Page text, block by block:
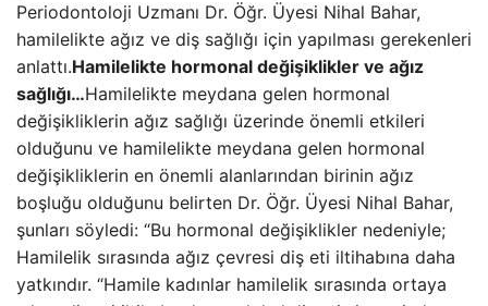
Periodontoloji Uzmanı Dr. Öğr. Üyesi Nihal Bahar,
hamilelikte ağız ve diş sağlığı için yapılması gerekenleri
anlattı.Hamilelikte hormonal değişiklikler ve ağız
sağlığı…Hamilelikte meydana gelen hormonal
değişikliklerin ağız sağlığı üzerinde önemli etkileri
olduğunu ve hamilelikte meydana gelen hormonal
değişikliklerin en önemli alanlarından birinin ağız
boşluğu olduğunu belirten Dr. Öğr. Üyesi Nihal Bahar,
şunları söyledi: “Bu hormonal değişiklikler nedeniyle;
Hamilelik sırasında ağız çevresi diş eti iltihabına daha
yatkındır. “Hamile kadınlar hamilelik sırasında ortaya